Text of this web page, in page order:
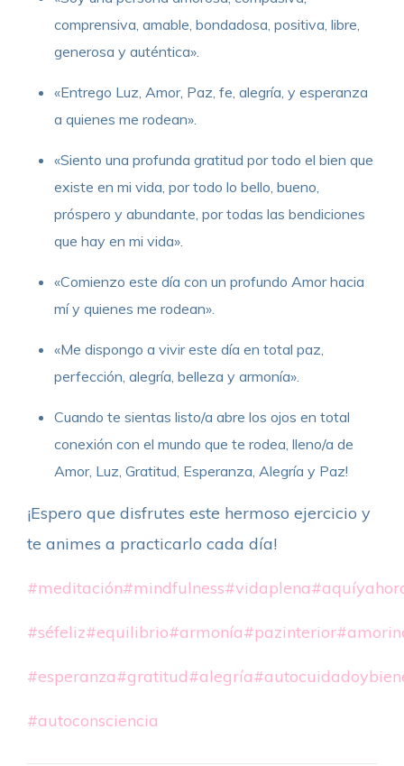
comprensiva, amable, bondadosa, positiva, libre,
generosa y auténtica».
«Entrego Luz, Amor, Paz, fe, alegría, y esperanza
a quienes me rodean».
«Siento una profunda gratitud por todo el bien que
existe en mi vida, por todo lo bello, bueno,
próspero y abundante, por todas las bendiciones
que hay en mi vida».
«Comienzo este día con un profundo Amor hacia
mí y quienes me rodean».
«Me dispongo a vivir este día en total paz,
perfección, alegría, belleza y armonía».
Cuando te sientas listo/a abre los ojos en total
conexión con el mundo que te rodea, lleno/a de
Amor, Luz, Gratitud, Esperanza, Alegría y Paz!
¡Espero que disfrutes este hermoso ejercicio y
te animes a practicarlo cada día!
#meditación#mindfulness#vidaplena
#séfeliz#equilibrio#armonía#pazinterior
#esperanza#gratitud#alegría
#autoconsciencia